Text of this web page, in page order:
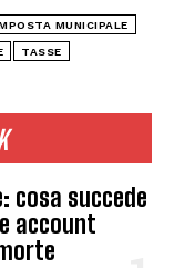
cosa succede
account
MUNICIPALE
TASSE